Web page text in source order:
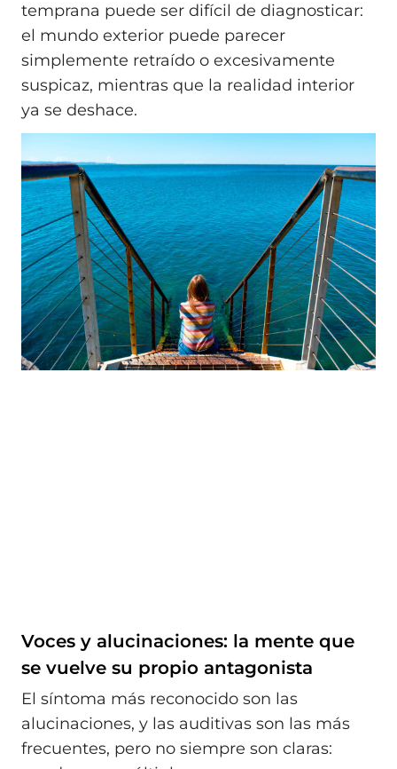
temprana puede ser difícil de diagnosticar:
el mundo exterior puede parecer
simplemente retraído o excesivamente
suspicaz, mientras que la realidad interior
ya se deshace.
Voces y alucinaciones: la mente que
se vuelve su propio antagonista
El síntoma más reconocido son las
alucinaciones, y las auditivas son las más
frecuentes, pero no siempre son claras: